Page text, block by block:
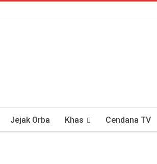
Jejak Orba Khas Cendana TV